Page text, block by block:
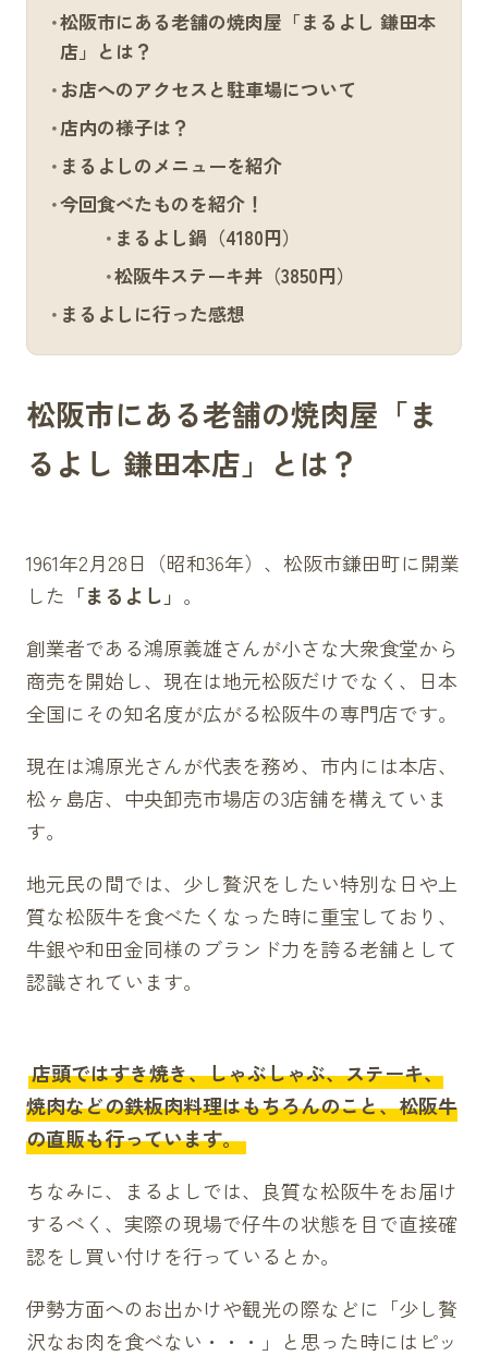
松阪市にある老舗の焼肉屋「まるよし 鎌田本
店」とは？
お店へのアクセスと駐車場について
店内の様子は？
まるよしのメニューを紹介
今回食べたものを紹介！
まるよし鍋（4180円）
松阪牛ステーキ丼（3850円）
まるよしに行った感想
松阪市にある老舗の焼肉屋「ま
るよし 鎌田本店」とは？
1961年2月28日（昭和36年）、松阪市鎌田町に開業
した 「まるよし」 。
創業者である鴻原義雄さんが小さな大衆食堂から
商売を開始し、現在は地元松阪だけでなく、日本
全国にその知名度が広がる松阪牛の専門店です。
現在は鴻原光さんが代表を務め、 市内には本店、
松ヶ島店、中央卸売市場店の3店舗を構えていま
す。
地元民の間では、少し贅沢をしたい特別な日や上
質な松阪牛を食べたくなった時に重宝しており、
牛銀や和田金同様のブランド力を誇る老舗として
認識されています。
店頭ではすき焼き、しゃぶしゃぶ、ステーキ、
焼肉などの鉄板肉料理はもちろんのこと、松阪牛
の直販も行っています。
ちなみに、まるよしでは、良質な松阪牛をお届け
するべく、実際の現場で仔牛の状態を目で直接確
認をし買い付けを行っているとか。
伊勢方面へのお出かけや観光の際などに「少し贅
沢なお肉を食べない・・・」と思った時にはピッ